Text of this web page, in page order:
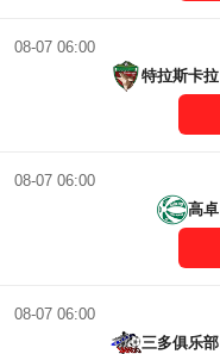
08-07 06:00
特拉斯卡拉
08-07 06:00
高卓
08-07 06:00
三多俱乐部